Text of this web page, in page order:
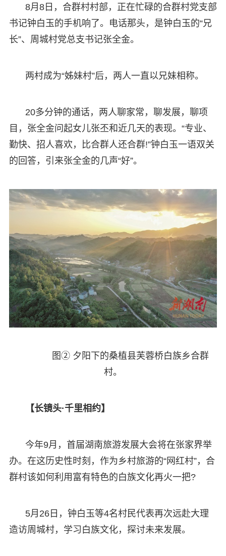
8月8日，合群村村部，正在忙碌的合群村党支部
书记钟白玉的手机响了。电话那头，是钟白玉的“兄
长”、周城村党总支书记张全金。
两村成为“姊妹村”后，两人一直以兄妹相称。
20多分钟的通话，两人聊家常，聊发展，聊项
目，张全金问起女儿张丕和近几天的表现。“专业、
勤快、招人喜欢，比合群人还合群!”钟白玉一语双关
的回答，引来张全金的几声“好”。
图② 夕阳下的桑植县芙蓉桥白族乡合群
村。
【长镜头·千里相约】
今年9月，首届湖南旅游发展大会将在张家界举
办。在这历史性时刻，作为乡村旅游的“网红村”，合
群村该如何利用富有特色的白族文化再火一把?
5月26日，钟白玉等4名村民代表再次远赴大理
造访周城村，学习白族文化，探讨未来发展。